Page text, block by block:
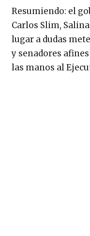
Resumiendo: el
Carlos Slim,
lugar a dudas
y senadores
las manos al